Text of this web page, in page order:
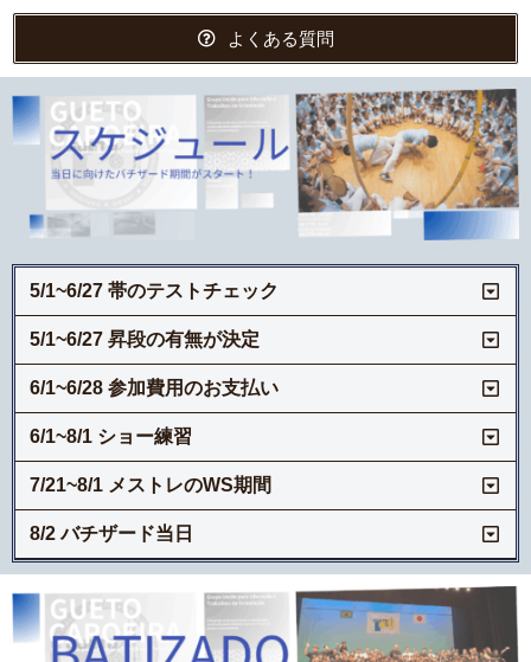
よくある質問
5/1~6/27 帯のテストチェック
5/1~6/27 昇段の有無が決定
6/1~6/28 参加費用のお支払い
6/1~8/1 ショー練習
7/21~8/1 メストレのWS期間
8/2 バチザード当日